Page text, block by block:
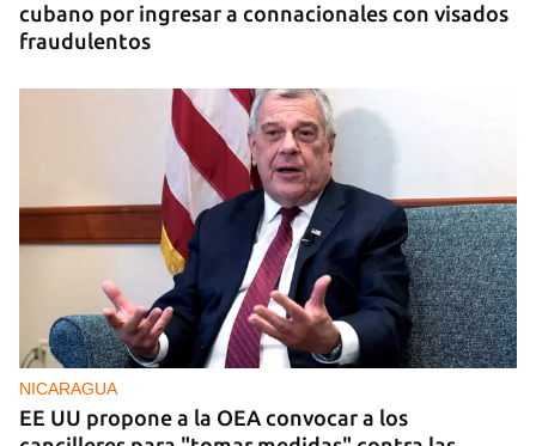
cubano por ingresar a connacionales con visados
fraudulentos
NICARAGUA
EE UU propone a la OEA convocar a los